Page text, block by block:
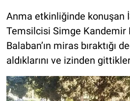
Anma etkinliğinde konuşan
Temsilcisi Simge Kandemir
Balaban’ın miras bıraktığı
aldıklarını ve izinden